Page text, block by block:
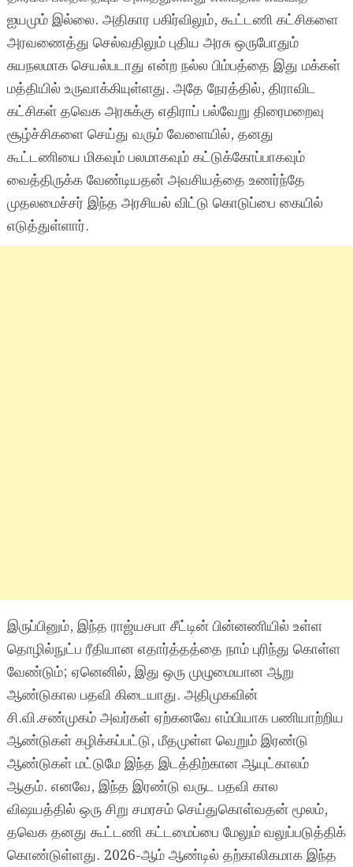
ஐயமும் இல்லை. அதிகார பகிர்விலும், கூட்டணி கட்சிகளை
அரவணைத்து செல்வதிலும் புதிய அரசு ஒருபோதும்
சுயநலமாக செயல்படாது என்ற நல்ல பிம்பத்தை இது மக்கள்
மத்தியில் உருவாக்கியுள்ளது. அதே நேரத்தில், திராவிட
கட்சிகள் தவெக அரசுக்கு எதிராப் பல்வேறு திரைமறைவு
சூழ்ச்சிகளை செய்து வரும் வேளையில், தனது
கூட்டணியை மிகவும் பலமாகவும் கட்டுக்கோப்பாகவும்
வைத்திருக்க வேண்டியதன் அவசியத்தை உணர்ந்தே
முதலமைச்சர் இந்த அரசியல் விட்டு கொடுப்பை கையில்
எடுத்துள்ளார்.
இருப்பினும், இந்த ராஜ்யசபா சீட்டின் பின்னணியில் உள்ள
தொழில்நுட்ப ரீதியான எதார்த்தத்தை நாம் புரிந்து கொள்ள
வேண்டும்; ஏனெனில், இது ஒரு முழுமையான ஆறு
ஆண்டுகால பதவி கிடையாது. அதிமுகவின்
சி.வி.சண்முகம் அவர்கள் ஏற்கனவே எம்பியாக பணியாற்றிய
ஆண்டுகள் கழிக்கப்பட்டு, மீதமுள்ள வெறும் இரண்டு
ஆண்டுகள் மட்டுமே இந்த இடத்திற்கான ஆயுட்காலம்
ஆகும். எனவே, இந்த இரண்டு வருட பதவி கால
விஷயத்தில் ஒரு சிறு சமரசம் செய்துகொள்வதன் மூலம்,
தவெக தனது கூட்டணி கட்டமைப்பை மேலும் வலுப்படுத்திக்
கொண்டுள்ளது. 2026-ஆம் ஆண்டில் தற்காலிகமாக இந்த